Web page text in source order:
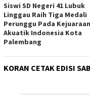
Siswi SD Negeri 41 Lubuk
Linggau Raih Tiga Medali
Perunggu Pada Kejuaraan
Akuatik Indonesia Kota
Palembang
KORAN CETAK EDISI